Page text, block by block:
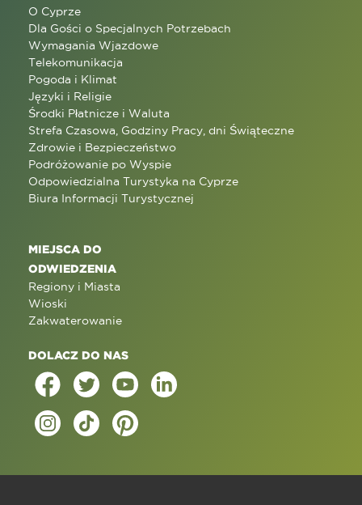
O Cyprze
Dla Gości o Specjalnych Potrzebach
Wymagania Wjazdowe
Telekomunikacja
Pogoda i Klimat
Języki i Religie
Środki Płatnicze i Waluta
Strefa Czasowa, Godziny Pracy, dni Świąteczne
Zdrowie i Bezpieczeństwo
Podróżowanie po Wyspie
Odpowiedzialna Turystyka na Cyprze
Biura Informacji Turystycznej
MIEJSCA DO
ODWIEDZENIA
Regiony i Miasta
Wioski
Zakwaterowanie
DOLACZ DO NAS